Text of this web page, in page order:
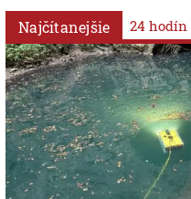
Najčítanejšie 24 hodín